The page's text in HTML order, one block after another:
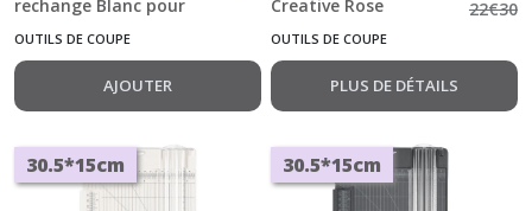
rechange Blanc pour
massicot Vaessen
OUTILS DE COUPE
AJOUTER
Creative Rose
30.5*15cm
22€30
OUTILS DE COUPE
PLUS DE DÉTAILS
30.5*15cm 30.5*15cm